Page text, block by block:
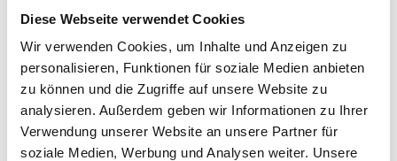
Diese Webseite verwendet Cookies
Wir verwenden Cookies, um Inhalte und Anzeigen zu
personalisieren, Funktionen für soziale Medien anbieten
zu können und die Zugriffe auf unsere Website zu
analysieren. Außerdem geben wir Informationen zu Ihrer
Verwendung unserer Website an unsere Partner für
soziale Medien, Werbung und Analysen weiter. Unsere
Ihre Herausforderungen:
Sie kennen sich aus mit Traub, Hyundai und
Star Maschinen
Sie können selbstständig Programmieren,
Einrichten und Rüsten